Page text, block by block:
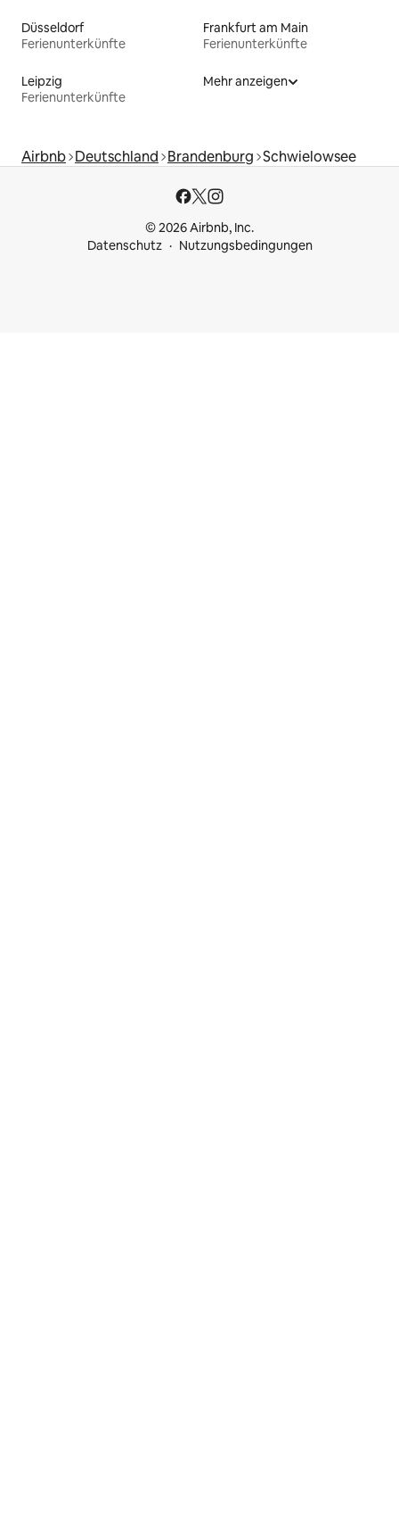
Düsseldorf
Ferienunterkünfte
Frankfurt am Main
Ferienunterkünfte
Leipzig
Ferienunterkünfte
Mehr anzeigen
Airbnb Deutschland Brandenburg Schwielowsee
© 2026 Airbnb, Inc.
Datenschutz
Nutzungsbedingungen